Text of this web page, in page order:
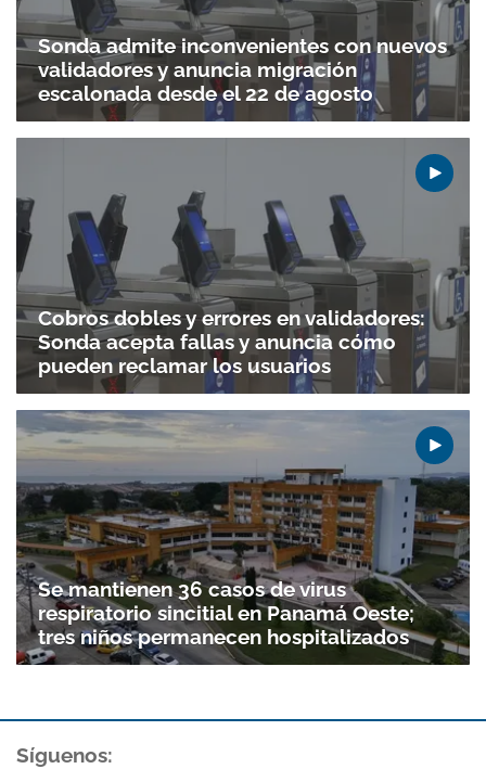
Sonda admite inconvenientes con nuevos
validadores y anuncia migración
escalonada desde el 22 de agosto
Cobros dobles y errores en validadores:
Sonda acepta fallas y anuncia cómo
pueden reclamar los usuarios
Se mantienen 36 casos de virus
respiratorio sincitial en Panamá Oeste;
tres niños permanecen hospitalizados
Síguenos: